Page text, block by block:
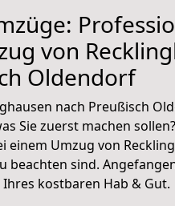
von
Oldendorf
nach Preußisch
Sie zuerst machen
einem Umzug von
beachten sind.
kostbaren Hab & Gut.